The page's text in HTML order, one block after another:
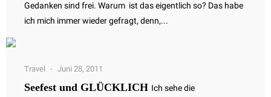
Gedanken sind frei. Warum ist das eigentlich so? Das habe
ich mich immer wieder gefragt, denn,...
Travel Juni 28, 2011
Seefest und GLÜCKLICH Ich sehe die